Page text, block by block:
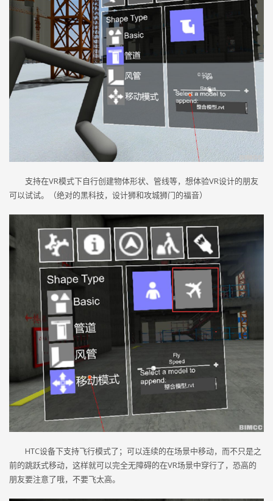
支持在VR模式下自行创建物体形状、管线等，想体验VR设计的朋友
可以试试。（绝对的黑科技，设计狮和攻城狮门的福音）
HTC设备下支持飞行模式了；可以连续的在场景中移动，而不只是之
前的跳跃式移动，这样就可以完全无障碍的在VR场景中穿行了，恐高的
朋友要注意了哦，不要飞太高。